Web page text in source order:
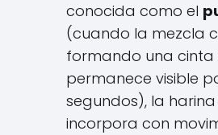
conocida como el
(cuando la mezcla
formando una cinta
permanece visible
segundos), la
incorpora con